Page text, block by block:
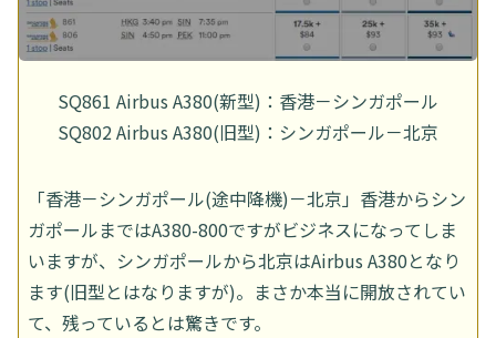
SQ861 Airbus A380(新型)：香港－シンガポール
SQ802 Airbus A380(旧型)：シンガポール－北京
「香港－シンガポール(途中降機)－北京」香港からシン
ガポールまではA380-800ですがビジネスになってしま
いますが、シンガポールから北京はAirbus A380となり
ます(旧型とはなりますが)。まさか本当に開放されてい
て、残っているとは驚きです。